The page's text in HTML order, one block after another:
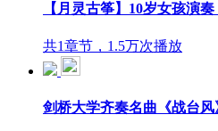
【月灵古筝】10岁女孩演
共1章节，1.5万次播放
剑桥大学齐奏名曲《战台风